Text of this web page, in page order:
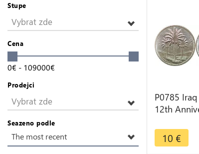
Stupe
Vybrat zde
Cena
0€ - 109000€
Prodejci
Vybrat zde
Seazeno podle
The most recent
P0785
12th
1390 1970
10 €